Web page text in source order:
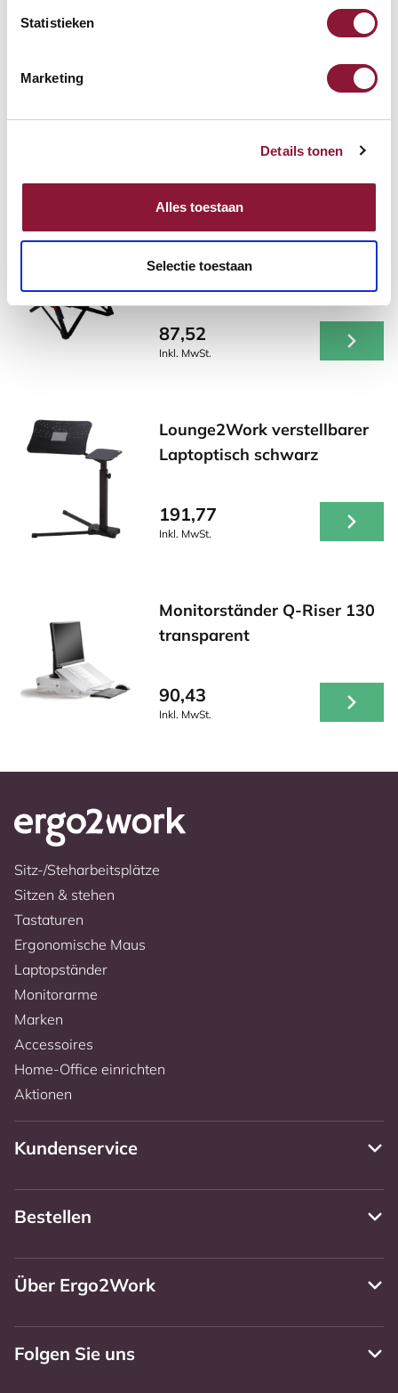
Statistieken
Marketing
Details tonen
Alles toestaan
Selectie toestaan
Andere Produkte, die für Sie
möglicherweise interessant sind!
Laptopständer
87,52
Inkl. MwSt.
Lounge2Work verstellbarer
Laptoptisch schwarz
191,77
Inkl. MwSt.
Monitorständer Q-Riser 130
transparent
90,43
Inkl. MwSt.
Sitz-/Steharbeitsplätze
Sitzen & stehen
Tastaturen
Ergonomische Maus
Laptopständer
Monitorarme
Marken
Accessoires
Home-Office einrichten
Aktionen
Kundenservice
Bestellen
Über Ergo2Work
Folgen Sie uns